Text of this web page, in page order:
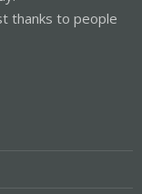
thanks to people